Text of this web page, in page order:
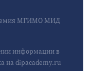
МГИМО МИД
информации в
на dipacademy.ru